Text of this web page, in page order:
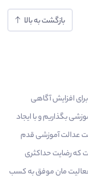
بازگشت به بالا
گرفتیم برای افزایش آگاهی
بگذاریم و با ایجاد
عدالت آموزشی قدم
که رضایت حداکثری
فعالیت مان موفق به کسب